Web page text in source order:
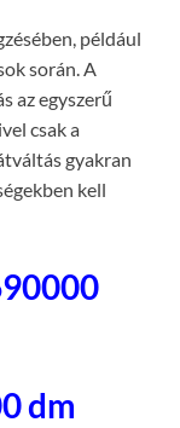
például
során. A
az egyszerű
csak a
gyakran
kell
dm